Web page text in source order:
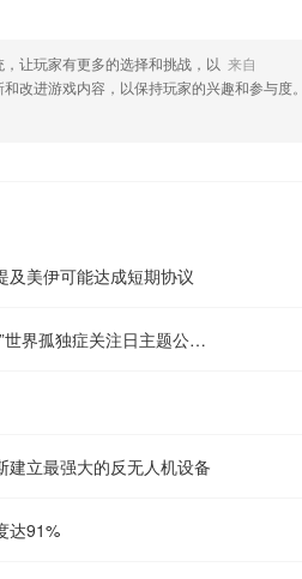
，让玩家有更多的选择和挑战，以 来自
改进游戏内容，以保持玩家的兴趣和参与度。
及美伊可能达成短期协议
国家能源集团团委举办“国能伴星”世界孤独症关注日主题公益活动
建立最强大的反无人机设备
达91%